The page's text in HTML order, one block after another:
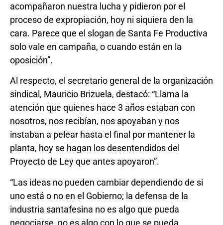
acompañaron nuestra lucha y pidieron por el
proceso de expropiación, hoy ni siquiera den la
cara. Parece que el slogan de Santa Fe Productiva
solo vale en campaña, o cuando están en la
oposición”.
Al respecto, el secretario general de la organización
sindical, Mauricio Brizuela, destacó: “Llama la
atención que quienes hace 3 años estaban con
nosotros, nos recibían, nos apoyaban y nos
instaban a pelear hasta el final por mantener la
planta, hoy se hagan los desentendidos del
Proyecto de Ley que antes apoyaron”.
“Las ideas no pueden cambiar dependiendo de si
uno está o no en el Gobierno; la defensa de la
industria santafesina no es algo que pueda
negociarse, no es algo con lo que se pueda